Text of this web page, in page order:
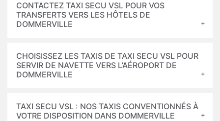
CONTACTEZ TAXI SECU VSL POUR VOS
TRANSFERTS VERS LES HÔTELS DE
DOMMERVILLE
CHOISISSEZ LES TAXIS DE TAXI SECU VSL POUR
SERVIR DE NAVETTE VERS L’AÉROPORT DE
DOMMERVILLE
TAXI SECU VSL : NOS TAXIS CONVENTIONNÉS À
VOTRE DISPOSITION DANS DOMMERVILLE